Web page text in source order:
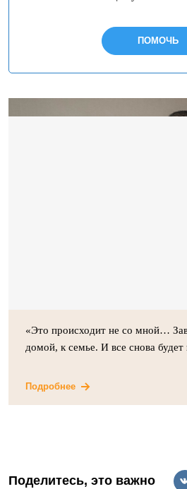
ПОМОЧЬ
«Это происходит не со мной…
домой, к семье. И все снова будет
Подробнее
Поделитесь, это важно